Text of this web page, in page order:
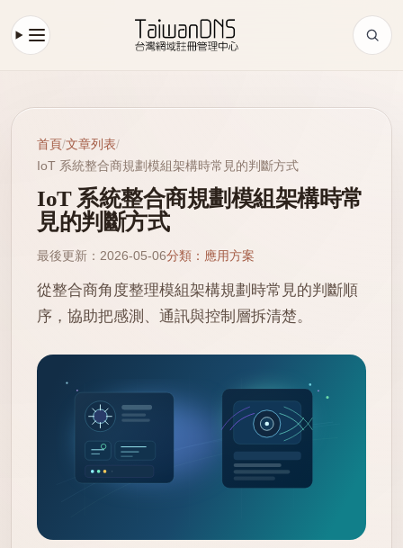
首頁/文章列表/
IoT 系統整合商規劃模組架構時常見的判斷方式
IoT 系統整合商規劃模組架構時常
見的判斷方式
最後更新：2026-05-06分類：應用方案
從整合商角度整理模組架構規劃時常見的判斷順
序，協助把感測、通訊與控制層拆清楚。